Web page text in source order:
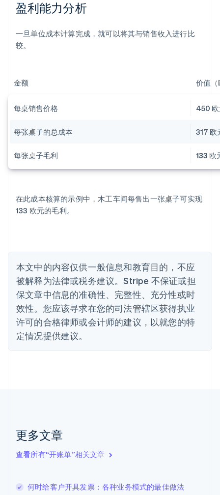
盈利能力分析
一旦单位成本计算完成，就可以将其与销售收入进行比
较。
金额 价值
每桌销售价格 450
每张桌子的总成本 317 欧
每张桌子毛利 133 欧
在此成本核算的示例中，木工车间每售出一张桌子可实现
133 欧元的毛利。
本文中的内容仅供一般信息和教育目的，不应
被解释为法律或税务建议。Stripe 不保证或担
保文章中信息的准确性、完整性、充分性或时
效性。您应该寻求在您的司法管辖区获得执业
许可的合格律师或会计师的建议，以就您的特
定情况提供建议。
更多文章
查看所有“开账单”相关文章
何时给客户开具发票：各种业务模式的最佳做法
爱尔兰
爱沙尼亚
English
DeutschEnglish
澳大利亚
PortuguêsEnglish
保加利亚
English
丹麦
德国
DeutschEnglish
法国
FrançaisEnglish
芬兰
EnglishSvenska
English
English
卢森堡